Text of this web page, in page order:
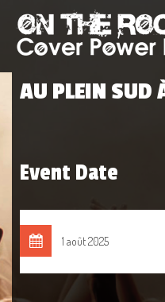
AU PLEIN SUD
Event Date
1 août 2025